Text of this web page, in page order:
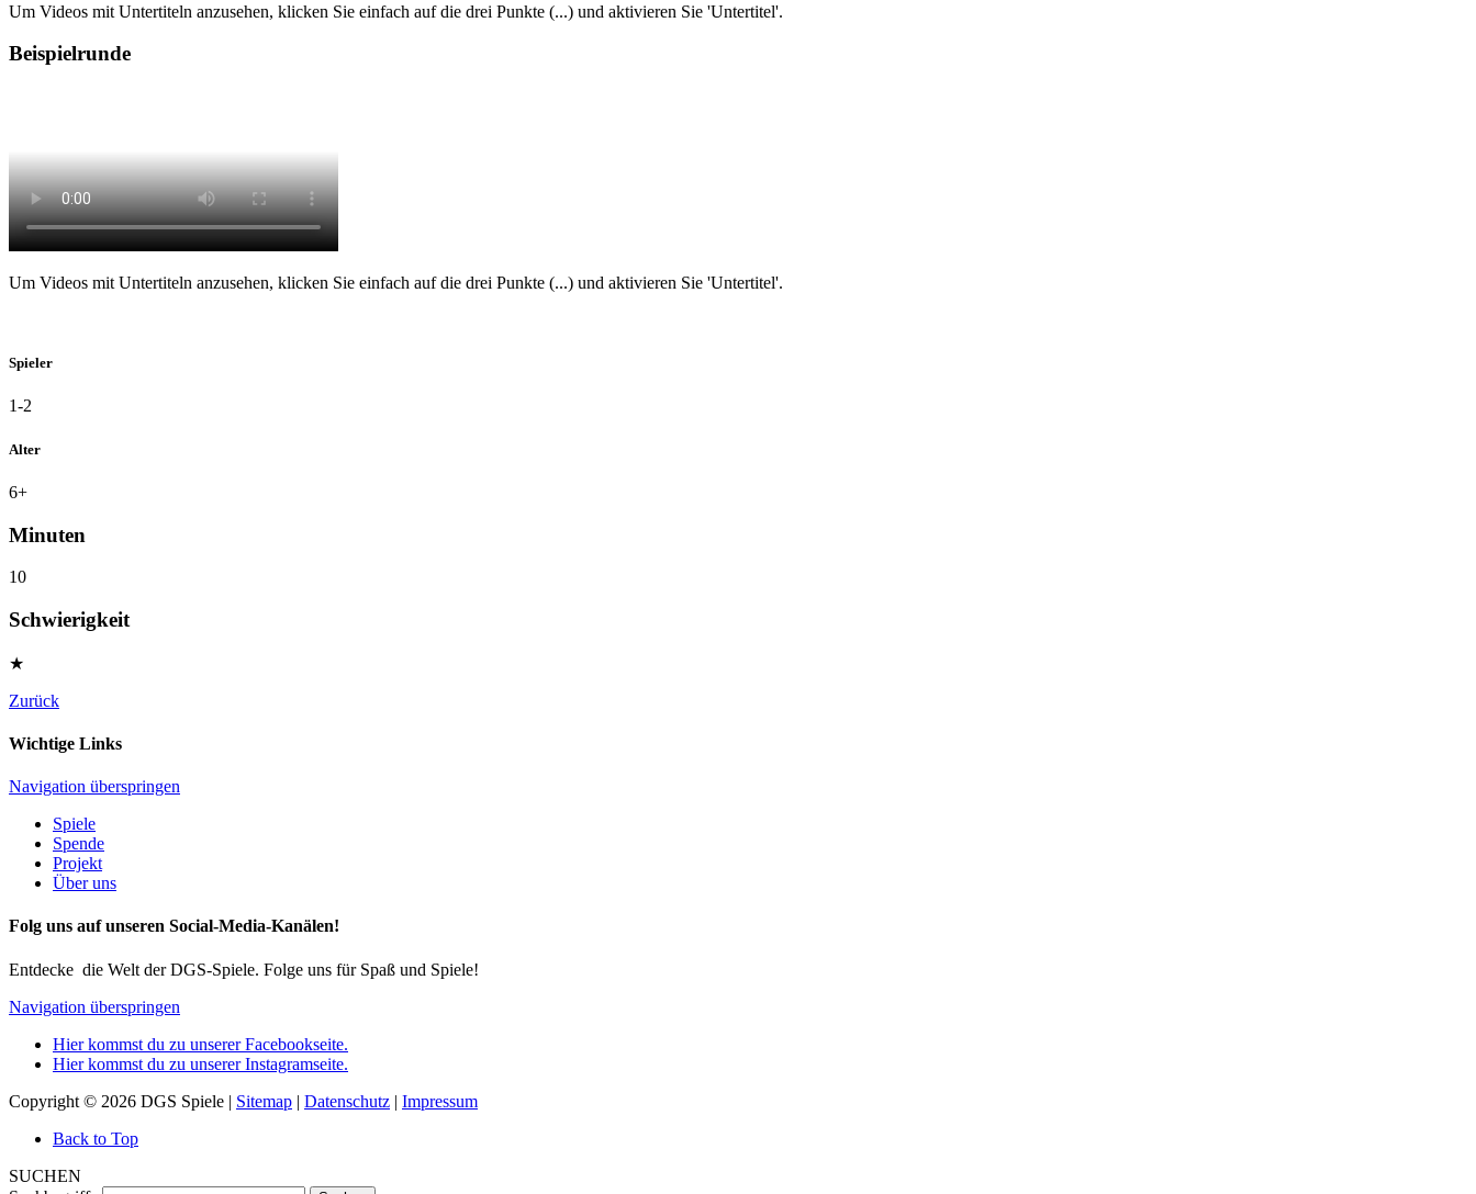
Um Videos mit Untertiteln anzusehen, klicken Sie einfach auf die drei Punkte (...) und aktivieren Sie 'Untertitel'.
Beispielrunde
Um Videos mit Untertiteln anzusehen, klicken Sie einfach auf die drei Punkte (...) und aktivieren Sie 'Untertitel'.
Spieler
1-2
Alter
6+
Minuten
10
Schwierigkeit
★
Zurück
Wichtige Links
Navigation überspringen
Spiele
Spende
Projekt
Über uns
Folg uns auf unseren Social-Media-Kanälen!
Entdecke die Welt der DGS-Spiele. Folge uns für Spaß und Spiele!
Navigation überspringen
Hier kommst du zu unserer Facebookseite.
Hier kommst du zu unserer Instagramseite.
Copyright © 2026 DGS Spiele | Sitemap | Datenschutz | Impressum
Back to Top
SUCHEN